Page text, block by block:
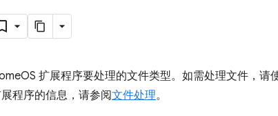
扩展程序要处理的文件类型。如需处理文件，请
程序的信息，请参阅文件处理。